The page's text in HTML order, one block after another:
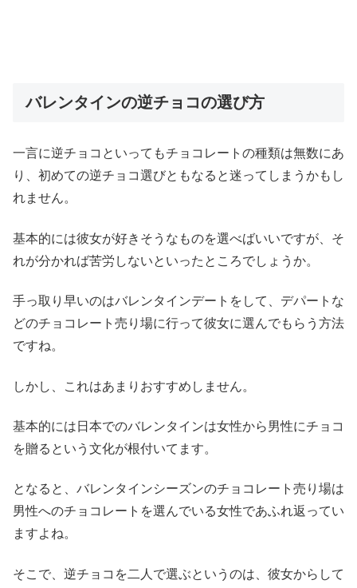
バレンタインの逆チョコの選び方
一言に逆チョコといってもチョコレートの種類は無数にあ
り、初めての逆チョコ選びともなると迷ってしまうかもし
れません。
基本的には彼女が好きそうなものを選べばいいですが、そ
れが分かれば苦労しないといったところでしょうか。
手っ取り早いのはバレンタインデートをして、デパートな
どのチョコレート売り場に行って彼女に選んでもらう方法
ですね。
しかし、これはあまりおすすめしません。
基本的には日本でのバレンタインは女性から男性にチョコ
を贈るという文化が根付いてます。
となると、バレンタインシーズンのチョコレート売り場は
男性へのチョコレートを選んでいる女性であふれ返ってい
ますよね。
そこで、逆チョコを二人で選ぶというのは、彼女からして